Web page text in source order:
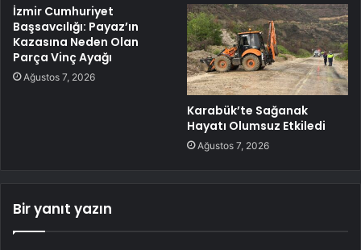
İzmir Cumhuriyet
Başsavcılığı: Payaz’ın
Kazasına Neden Olan
Parça Vinç Ayağı
Ağustos 7, 2026
Karabük’te Sağanak
Hayatı Olumsuz Etkiledi
Ağustos 7, 2026
Bir yanıt yazın